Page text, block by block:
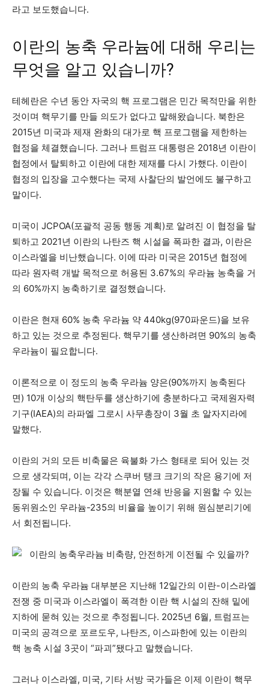
라고 보도했습니다.
이란의 농축 우라늄에 대해 우리는
무엇을 알고 있습니까?
테헤란은 수년 동안 자국의 핵 프로그램은 민간 목적만을 위한
것이며 핵무기를 만들 의도가 없다고 말해왔습니다. 북한은
2015년 미국과 제재 완화의 대가로 핵 프로그램을 제한하는
협정을 체결했습니다. 그러나 트럼프 대통령은 2018년 이란이
협정에서 탈퇴하고 이란에 대한 제재를 다시 가했다. 이란이
협정의 입장을 고수했다는 국제 사찰단의 발언에도 불구하고
말이다.
미국이 JCPOA(포괄적 공동 행동 계획)로 알려진 이 협정을 탈
퇴하고 2021년 이란의 나탄즈 핵 시설을 폭파한 결과, 이란은
이스라엘을 비난했습니다. 이에 따라 미국은 2015년 협정에
따라 원자력 개발 목적으로 허용된 3.67%의 우라늄 농축을 거
의 60%까지 농축하기로 결정했습니다.
이란은 현재 60% 농축 우라늄 약 440kg(970파운드)을 보유
하고 있는 것으로 추정된다. 핵무기를 생산하려면 90%의 농축
우라늄이 필요합니다.
이론적으로 이 정도의 농축 우라늄 양은(90%까지 농축된다
면) 10개 이상의 핵탄두를 생산하기에 충분하다고 국제원자력
기구(IAEA)의 라파엘 그로시 사무총장이 3월 초 알자지라에
말했다.
이란의 거의 모든 비축물은 육불화 가스 형태로 되어 있는 것
으로 생각되며, 이는 각각 스쿠버 탱크 크기의 작은 용기에 저
장될 수 있습니다. 이것은 핵분열 연쇄 반응을 지원할 수 있는
동위원소인 우라늄-235의 비율을 높이기 위해 원심분리기에
서 회전됩니다.
이란의 농축 우라늄 대부분은 지난해 12일간의 이란-이스라엘
전쟁 중 미국과 이스라엘이 폭격한 이란 핵 시설의 잔해 밑에
지하에 묻혀 있는 것으로 추정됩니다. 2025년 6월, 트럼프는
미국의 공격으로 포르도우, 나탄즈, 이스파한에 있는 이란의
핵 농축 시설 3곳이 “파괴”됐다고 말했습니다.
그러나 이스라엘, 미국, 기타 서방 국가들은 이제 이란이 핵무